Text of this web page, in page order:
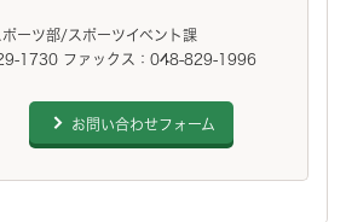
ポーツ部/スポーツイベント課
1730 ファックス：048-829-1996
お問い合わせフォーム